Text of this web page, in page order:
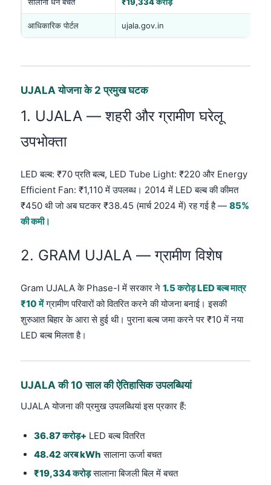
आधिकारिक पोर्टल ujala.gov.in
UJALA योजना के 2 प्रमुख घटक
1. UJALA — शहरी और ग्रामीण घरेलू
उपभोक्ता
LED बल्ब: ₹70 प्रति बल्ब, LED Tube Light: ₹220 और Energy
Efficient Fan: ₹1,110 में उपलब्ध। 2014 में LED बल्ब की कीमत
₹450 थी जो अब घटकर ₹38.45 (मार्च 2024 में) रह गई है — 85%
की कमी।
2. GRAM UJALA — ग्रामीण विशेष
Gram UJALA के Phase-I में सरकार ने 1.5 करोड़ LED बल्ब मात्र
₹10 मेंग्रामीण परिवारों को वितरित करने की योजना बनाई। इसकी
शुरुआत बिहार के आरा से हुई थी। पुराना बल्ब जमा करने पर ₹10 में नया
LED बल्ब मिलता है।
UJALA की 10 साल की ऐतिहासिक उपलब्धियां
UJALA योजना की प्रमुख उपलब्धियां इस प्रकार हैं:
36.87 करोड़+ LED बल्ब वितरित
48.42 अरब kWh सालाना ऊर्जा बचत
₹19,334 करोड़सालाना बिजली बिल में बचत